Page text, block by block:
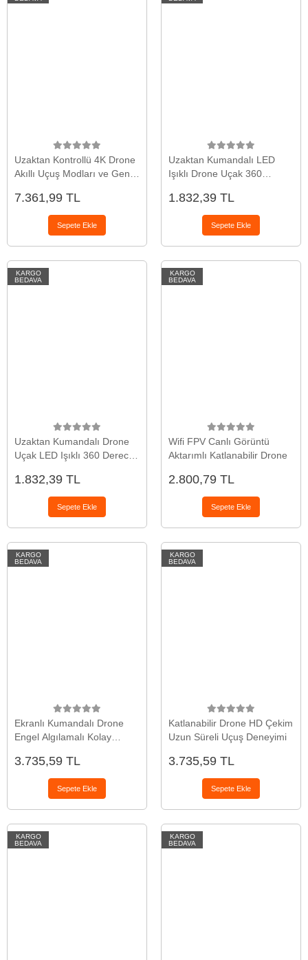
Uzaktan Kontrollü 4K Drone
Akıllı Uçuş Modları ve Geniş
7.361,99 TL
Sepete Ekle
Uzaktan Kumandalı LED
Işıklı Drone Uçak 360
Oyuncak Drone
1.832,39 TL
Sepete Ekle
KARGO
BEDAVA
Uzaktan Kumandalı Drone
Uçak LED Işıklı 360 Derece
1.832,39 TL
Sepete Ekle
KARGO
BEDAVA
Wifi FPV Canlı Görüntü
Aktarımlı Katlanabilir Drone
2.800,79 TL
Sepete Ekle
KARGO
BEDAVA
Ekranlı Kumandalı Drone
Engel Algılamalı Kolay
3.735,59 TL
Sepete Ekle
KARGO
BEDAVA
Katlanabilir Drone HD Çekim
Uzun Süreli Uçuş Deneyimi
3.735,59 TL
Sepete Ekle
KARGO
BEDAVA
KARGO
BEDAVA